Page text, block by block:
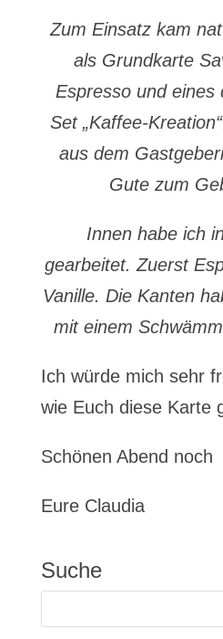
Zum Einsatz kam
als Grundkarte
Espresso und eines
Set „Kaffee-
aus dem
Gute zum
Innen habe ich
gearbeitet. Zuerst
Vanille. Die Kanten
mit einem
Ich würde mich sehr
wie Euch diese Karte
Schönen Abend noch
Eure Claudia
Suche